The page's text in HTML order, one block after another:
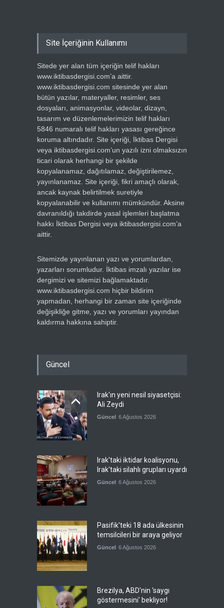
Site İçeriğinin Kullanımı
Sitede yer alan tüm içeriğin telif hakları
www.iktibasdergisi.com’a aittir.
www.iktibasdergisi.com sitesinde yer alan
bütün yazılar, materyaller, resimler, ses
dosyaları, animasyonlar, videolar, dizayn,
tasarım ve düzenlemelerimizin telif hakları
5846 numaralı telif hakları yasası gereğince
koruma altındadır. Site içeriği, İktibas Dergisi
veya iktibasdergisi.com’un yazılı izni olmaksızın
ticari olarak herhangi bir şekilde
kopyalanamaz, dağıtılamaz, değiştirilemez,
yayınlanamaz. Site içeriği, fikri amaçlı olarak,
ancak kaynak belirtilmek suretiyle
kopyalanabilir ve kullanımı mümkündür. Aksine
davranıldığı takdirde yasal işlemleri başlatma
hakkı İktibas Dergisi veya iktibasdergisi.com’a
aittir.
Sitemizde yayınlanan yazı ve yorumlardan,
yazarları sorumludur. İktibas imzalı yazılar ise
dergimizi ve sitemizi bağlamaktadır.
www.iktibasdergisi.com hiçbir bildirim
yapmadan, herhangi bir zaman site içeriğinde
değişikliğe gitme, yazı ve yorumları yayından
kaldırma hakkına sahiptir.
Güncel
Irak'ın yeni nesil siyasetçisi:
Ali Zeydi
Güncel 6 Ağustos 2026
Irak'taki iktidar koalisyonu,
Irak'taki silahlı grupları uyardı
Güncel 6 Ağustos 2026
Pasifik'teki 18 ada ülkesinin
temsilcileri bir araya geliyor
Güncel 6 Ağustos 2026
Brezilya, ABD'nin 'saygı
göstermesini' bekliyor!